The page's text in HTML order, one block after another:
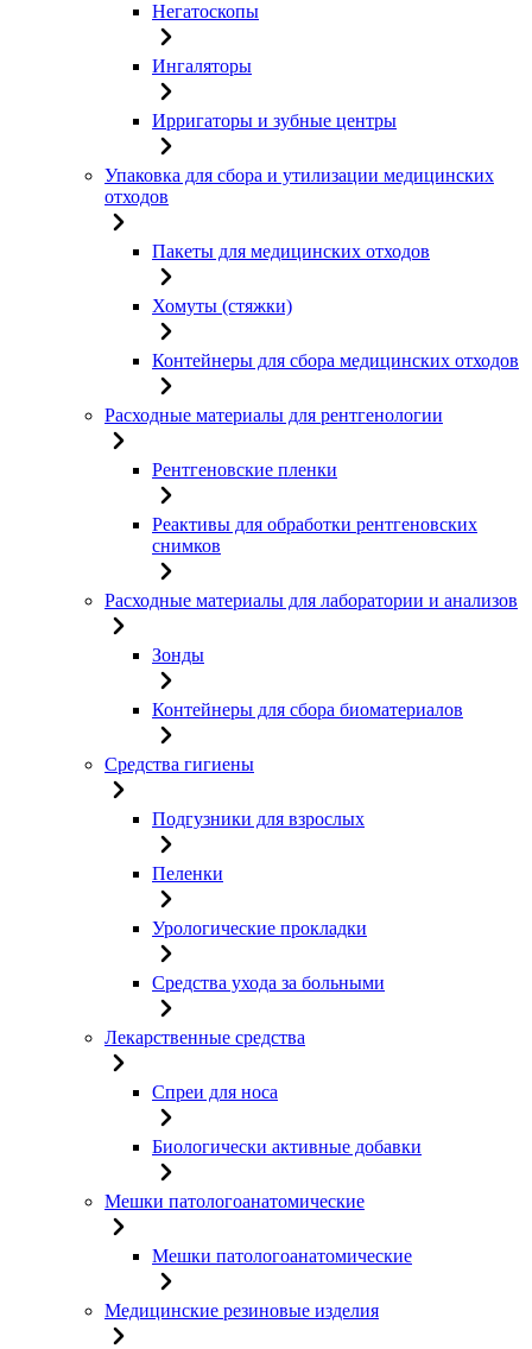
Негатоскопы
Ингаляторы
Ирригаторы и зубные центры
Упаковка для сбора и утилизации медицинских
отходов
Пакеты для медицинских отходов
Хомуты (стяжки)
Контейнеры для сбора медицинских отходов
Расходные материалы для рентгенологии
Рентгеновские пленки
Реактивы для обработки рентгеновских
снимков
Расходные материалы для лаборатории и анализов
Зонды
Контейнеры для сбора биоматериалов
Средства гигиены
Подгузники для взрослых
Пеленки
Урологические прокладки
Средства ухода за больными
Лекарственные средства
Спреи для носа
Биологически активные добавки
Мешки патологоанатомические
Мешки патологоанатомические
Медицинские резиновые изделия